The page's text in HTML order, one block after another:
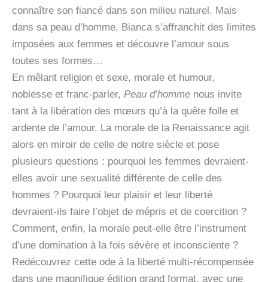
connaître son fiancé dans son milieu naturel. Mais
dans sa peau d’homme, Bianca s’affranchit des limites
imposées aux femmes et découvre l’amour sous
toutes ses formes…
En mêlant religion et sexe, morale et humour,
noblesse et franc-parler, Peau d’homme nous invite
tant à la libération des mœurs qu’à la quête folle et
ardente de l’amour. La morale de la Renaissance agit
alors en miroir de celle de notre siècle et pose
plusieurs questions : pourquoi les femmes devraient-
elles avoir une sexualité différente de celle des
hommes ? Pourquoi leur plaisir et leur liberté
devraient-ils faire l’objet de mépris et de coercition ?
Comment, enfin, la morale peut-elle être l’instrument
d’une domination à la fois sévère et inconsciente ?
Redécouvrez cette ode à la liberté multi-récompensée
dans une magnifique édition grand format, avec une